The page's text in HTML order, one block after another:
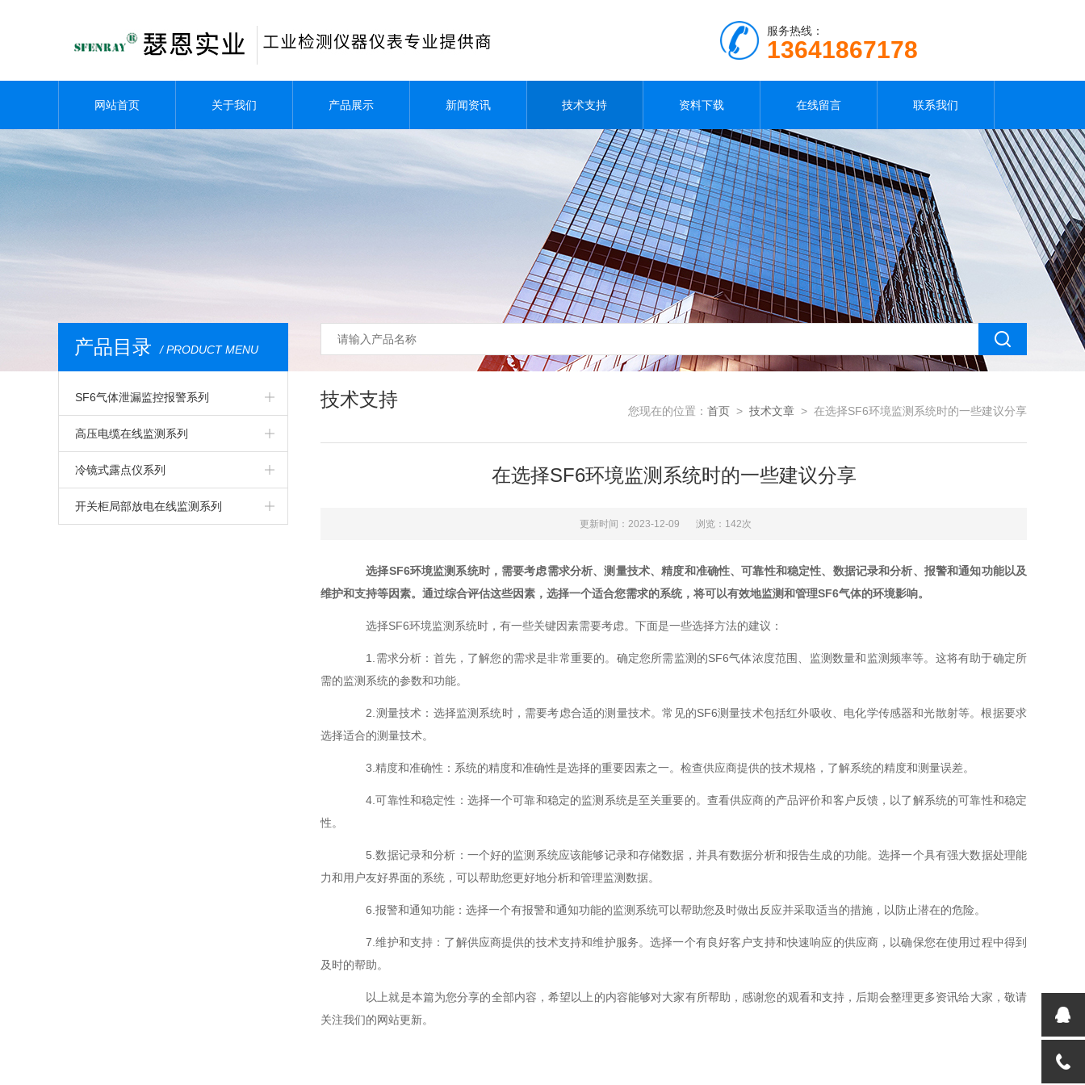
服务热线：
13641867178
网站首页 关于我们 产品展示 新闻资讯 技术支持 资料下载 在线留言 联系我们
产品目录 / PRODUCT MENU
SF6气体泄漏监控报警系列
高压电缆在线监测系列
冷镜式露点仪系列
开关柜局部放电在线监测系列
技术支持
您现在的位置： 首页 > 技术文章 > 在选择SF6环境监测系统时的一些建议分享
在选择SF6环境监测系统时的一些建议分享
更新时间：2023-12-09 浏览：142次
选择SF6环境监测系统时，需要考虑需求分析、测量技术、精度和准确性、可靠性和稳定性、数据记录和分析、报警和通知功能以及
维护和支持等因素。通过综合评估这些因素，选择一个适合您需求的系统，将可以有效地监测和管理SF6气体的环境影响。
选择SF6环境监测系统时，有一些关键因素需要考虑。下面是一些选择方法的建议：
1.需求分析：首先，了解您的需求是非常重要的。确定您所需监测的SF6气体浓度范围、监测数量和监测频率等。这将有助于确定所
需的监测系统的参数和功能。
2.测量技术：选择监测系统时，需要考虑合适的测量技术。常见的SF6测量技术包括红外吸收、电化学传感器和光散射等。根据要求
选择适合的测量技术。
3.精度和准确性：系统的精度和准确性是选择的重要因素之一。检查供应商提供的技术规格，了解系统的精度和测量误差。
4.可靠性和稳定性：选择一个可靠和稳定的监测系统是至关重要的。查看供应商的产品评价和客户反馈，以了解系统的可靠性和稳定
性。
5.数据记录和分析：一个好的监测系统应该能够记录和存储数据，并具有数据分析和报告生成的功能。选择一个具有强大数据处理能
力和用户友好界面的系统，可以帮助您更好地分析和管理监测数据。
6.报警和通知功能：选择一个有报警和通知功能的监测系统可以帮助您及时做出反应并采取适当的措施，以防止潜在的危险。
7.维护和支持：了解供应商提供的技术支持和维护服务。选择一个有良好客户支持和快速响应的供应商，以确保您在使用过程中得到
及时的帮助。
以上就是本篇为您分享的全部内容，希望以上的内容能够对大家有所帮助，感谢您的观看和支持，后期会整理更多资讯给大家，敬请
关注我们的网站更新。